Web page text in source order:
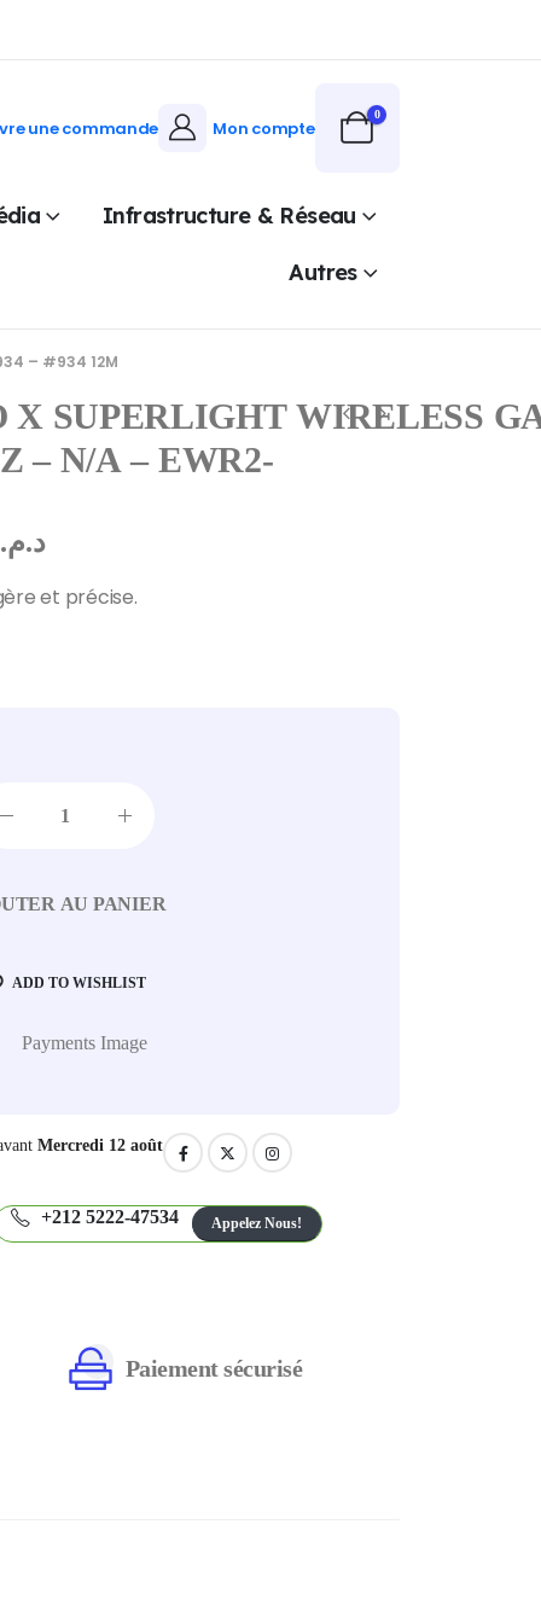
une commande Mon compte
0
Infrastructure & Réseau
Autres
– #934 12M
X SUPERLIGHT WIRELESS
– N/A – EWR2-
د.م.
et précise.
AU PANIER
ADD TO WISHLIST
Mercredi 12 août
+212 5222-47534 Appelez Nous!
Paiement sécurisé